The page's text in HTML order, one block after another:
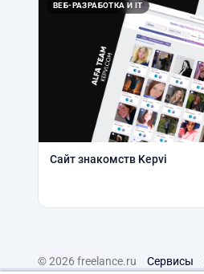
ВЕБ-РАЗРАБОТКА И IT
Сайт знакомств Kepvi
© 2026 freelance.ru Сервисы